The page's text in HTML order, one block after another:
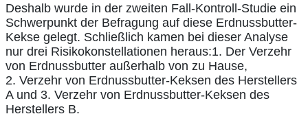
Deshalb wurde in der zweiten Fall-Kontroll-Studie ein
Schwerpunkt der Befragung auf diese Erdnussbutter-
Kekse gelegt. Schließlich kamen bei dieser Analyse
nur drei Risikokonstellationen heraus:1. Der Verzehr
von Erdnussbutter außerhalb von zu Hause,
2. Verzehr von Erdnussbutter-Keksen des Herstellers
A und 3. Verzehr von Erdnussbutter-Keksen des
Herstellers B.